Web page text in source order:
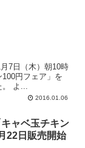
円フェア」を
開催しますね。 いろいろ情報を収集してみました。 よ...
2016.01.06
キャベ玉チキン
22日販売開始